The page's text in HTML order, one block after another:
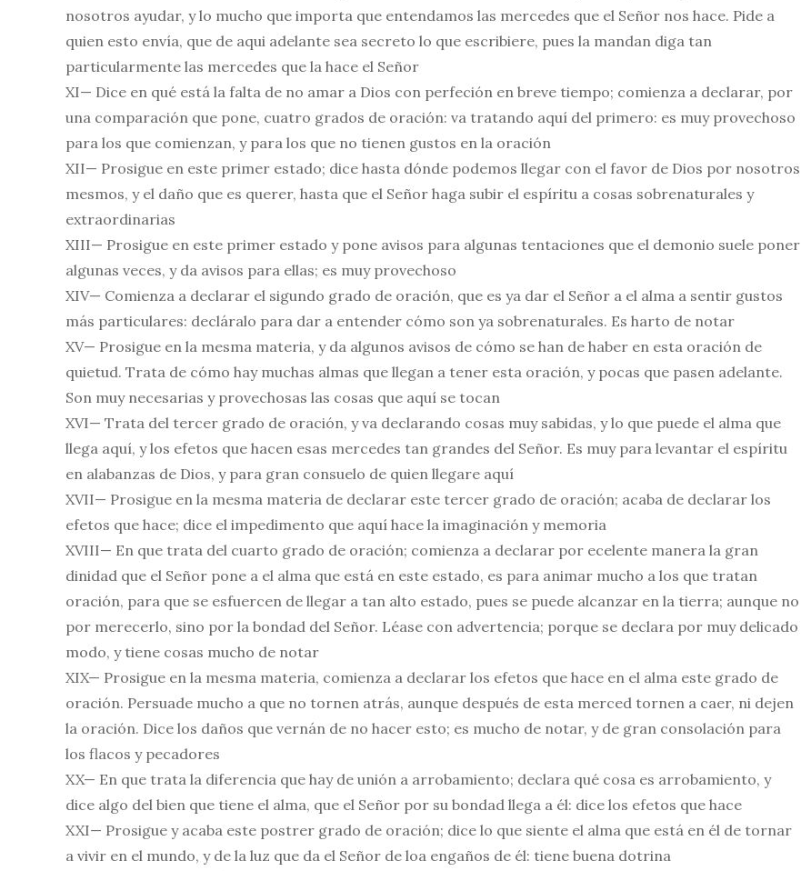
nosotros ayudar, y lo mucho que importa que entendamos las mercedes que el Señor nos hace. Pide a
quien esto envía, que de aqui adelante sea secreto lo que escribiere, pues la mandan diga tan
particularmente las mercedes que la hace el Señor
XI— Dice en qué está la falta de no amar a Dios con perfeción en breve tiempo; comienza a declarar, por
una comparación que pone, cuatro grados de oración: va tratando aquí del primero: es muy provechoso
para los que comienzan, y para los que no tienen gustos en la oración
XII— Prosigue en este primer estado; dice hasta dónde podemos llegar con el favor de Dios por nosotros
mesmos, y el daño que es querer, hasta que el Señor haga subir el espíritu a cosas sobrenaturales y
extraordinarias
XIII— Prosigue en este primer estado y pone avisos para algunas tentaciones que el demonio suele poner
algunas veces, y da avisos para ellas; es muy provechoso
XIV— Comienza a declarar el sigundo grado de oración, que es ya dar el Señor a el alma a sentir gustos
más particulares: decláralo para dar a entender cómo son ya sobrenaturales. Es harto de notar
XV— Prosigue en la mesma materia, y da algunos avisos de cómo se han de haber en esta oración de
quietud. Trata de cómo hay muchas almas que llegan a tener esta oración, y pocas que pasen adelante.
Son muy necesarias y provechosas las cosas que aquí se tocan
XVI— Trata del tercer grado de oración, y va declarando cosas muy sabidas, y lo que puede el alma que
llega aquí, y los efetos que hacen esas mercedes tan grandes del Señor. Es muy para levantar el espíritu
en alabanzas de Dios, y para gran consuelo de quien llegare aquí
XVII— Prosigue en la mesma materia de declarar este tercer grado de oración; acaba de declarar los
efetos que hace; dice el impedimento que aquí hace la imaginación y memoria
XVIII— En que trata del cuarto grado de oración; comienza a declarar por ecelente manera la gran
dinidad que el Señor pone a el alma que está en este estado, es para animar mucho a los que tratan
oración, para que se esfuercen de llegar a tan alto estado, pues se puede alcanzar en la tierra; aunque no
por merecerlo, sino por la bondad del Señor. Léase con advertencia; porque se declara por muy delicado
modo, y tiene cosas mucho de notar
XIX— Prosigue en la mesma materia, comienza a declarar los efetos que hace en el alma este grado de
oración. Persuade mucho a que no tornen atrás, aunque después de esta merced tornen a caer, ni dejen
la oración. Dice los daños que vernán de no hacer esto; es mucho de notar, y de gran consolación para
los flacos y pecadores
XX— En que trata la diferencia que hay de unión a arrobamiento; declara qué cosa es arrobamiento, y
dice algo del bien que tiene el alma, que el Señor por su bondad llega a él: dice los efetos que hace
XXI— Prosigue y acaba este postrer grado de oración; dice lo que siente el alma que está en él de tornar
a vivir en el mundo, y de la luz que da el Señor de loa engaños de él: tiene buena dotrina